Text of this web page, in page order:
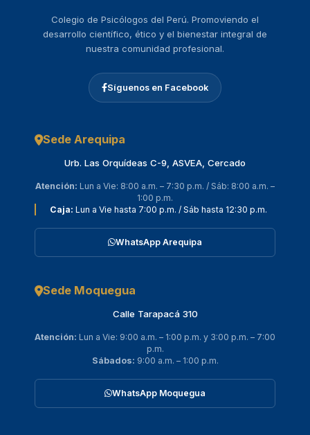
Colegio de Psicólogos del Perú. Promoviendo el
desarrollo científico, ético y el bienestar integral de
nuestra comunidad profesional.
Síguenos en Facebook
Sede Arequipa
Urb. Las Orquídeas C-9, ASVEA, Cercado
Atención: Lun a Vie: 8:00 a.m. – 7:30 p.m. / Sáb: 8:00 a.m. –
1:00 p.m.
Caja: Lun a Vie hasta 7:00 p.m. / Sáb hasta 12:30 p.m.
WhatsApp Arequipa
Sede Moquegua
Calle Tarapacá 310
Atención: Lun a Vie: 9:00 a.m. – 1:00 p.m. y 3:00 p.m. – 7:00
p.m.
Sábados: 9:00 a.m. – 1:00 p.m.
WhatsApp Moquegua